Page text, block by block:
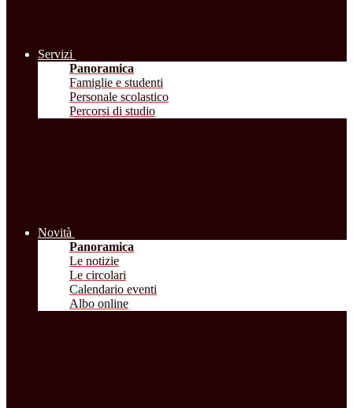
Servizi
Panoramica
Famiglie e studenti
Personale scolastico
Percorsi di studio
Novità
Panoramica
Le notizie
Le circolari
Calendario eventi
Albo online